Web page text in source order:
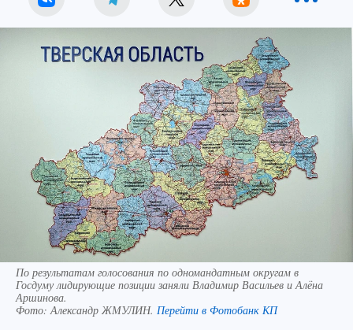
По результатам голосования по одномандатным округам в
Госдуму лидирующие позиции заняли Владимир Васильев и Алёна
Аршинова.
Фото:Александр ЖМУЛИН. Перейти в Фотобанк КП